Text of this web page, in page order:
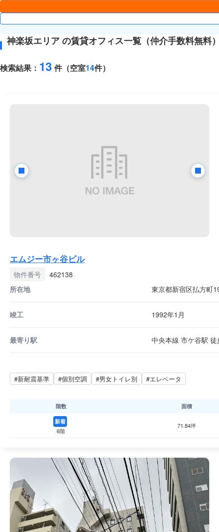
神楽坂エリア の賃貸オフィス一覧（仲介手数料無料
検索結果： 13 件（空室14件）
エムジー市ヶ谷ビル
物件番号
462138
所在地
東京都新宿区払方町
竣工 1992年1月
最寄り駅 中央本線 市ケ谷駅
#新耐震基準 #個別空調 #男女トイレ別 #エレベータ
階数 面積
新着
6階
71.84坪